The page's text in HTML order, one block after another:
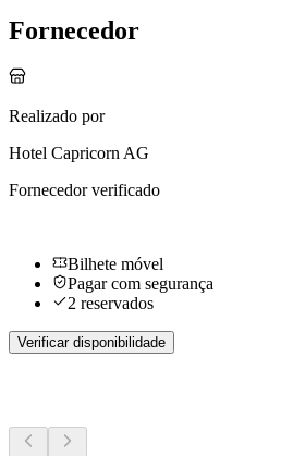
Fornecedor
Realizado por
Hotel Capricorn AG
Fornecedor verificado
Bilhete móvel
Pagar com segurança
2 reservados
Verificar disponibilidade